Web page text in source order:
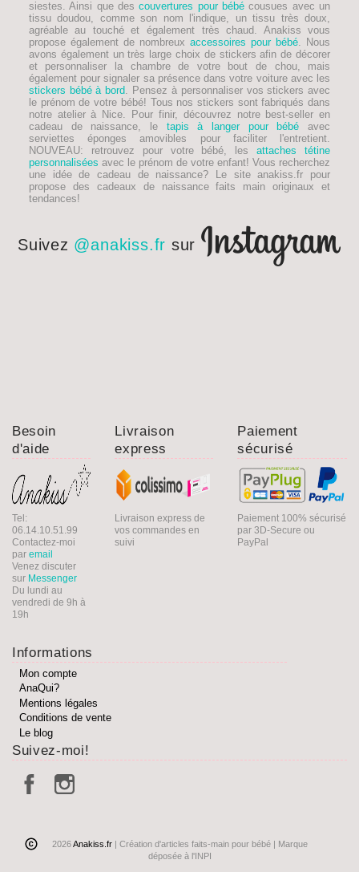
siestes. Ainsi que descouvertures pour bébé cousues avec un
tissu doudou, comme son nom l'indique, un tissu très doux,
agréable au touché et également très chaud. Anakiss vous
propose également de nombreuxaccessoires pour bébé . Nous
avons également un très large choix de stickers afin de décorer
et personnaliser la chambre de votre bout de chou, mais
également pour signaler sa présence dans votre voiture avec les
stickers bébé à bord . Pensez à personnaliser vos stickers avec
le prénom de votre bébé! Tous nos stickers sont fabriqués dans
notre atelier à Nice. Pour finir, découvrez notre best-seller en
cadeau de naissance, le tapis à langer pour bébé avec
serviettes éponges amovibles pour faciliter l'entretient.
NOUVEAU: retrouvez pour votre bébé, lesattaches tétine
personnalisées avec le prénom de votre enfant! Vous recherchez
une idée de cadeau de naissance? Le site anakiss.fr pour
propose des cadeaux de naissance faits main originaux et
tendances!
Suivez @anakiss.fr sur
Besoin
d'aide
Tel:
06.14.10.51.99
Contactez-moi
par email
Venez discuter
sur Messenger
Du lundi au
vendredi de 9h à
19h
Livraison
express
Livraison express de
vos commandes en
suivi
Paiement
sécurisé
Paiement 100% sécurisé
par 3D-Secure ou
PayPal
Informations
Mon compte
AnaQui?
Mentions légales
Conditions de vente
Le blog
Suivez-moi!
2026Anakiss.fr | Création d'articles faits-main pour bébé | Marque
déposée à l'INPI